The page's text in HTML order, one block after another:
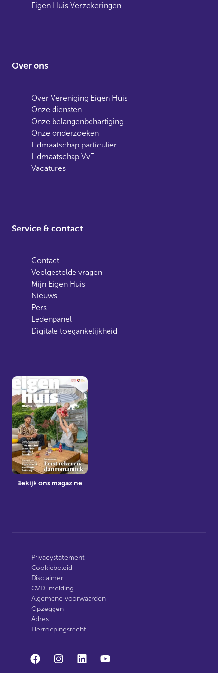
Eigen Huis Verzekeringen
Over ons
Over Vereniging Eigen Huis
Onze diensten
Onze belangenbehartiging
Onze onderzoeken
Lidmaatschap particulier
Lidmaatschap VvE
Vacatures
Service & contact
Contact
Veelgestelde vragen
Mijn Eigen Huis
Nieuws
Pers
Ledenpanel
Digitale toegankelijkheid
Bekijk ons magazine
Privacystatement
Cookiebeleid
Disclaimer
CVD-melding
Algemene voorwaarden
Opzeggen
Adres
Herroepingsrecht
facebookinstagramlinkedinyoutube